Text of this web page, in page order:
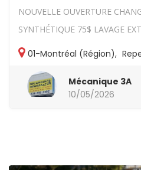
NOUVELLE OUVERTURE
SYNTHÉTIQUE 75$ LAVAGE
01-Montréal (Région),
Mécanique 3A
10/05/2026